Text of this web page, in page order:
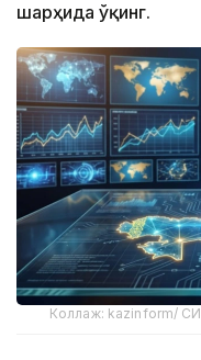
шарҳида ўқинг.
Коллаж: kazinform/ СИ